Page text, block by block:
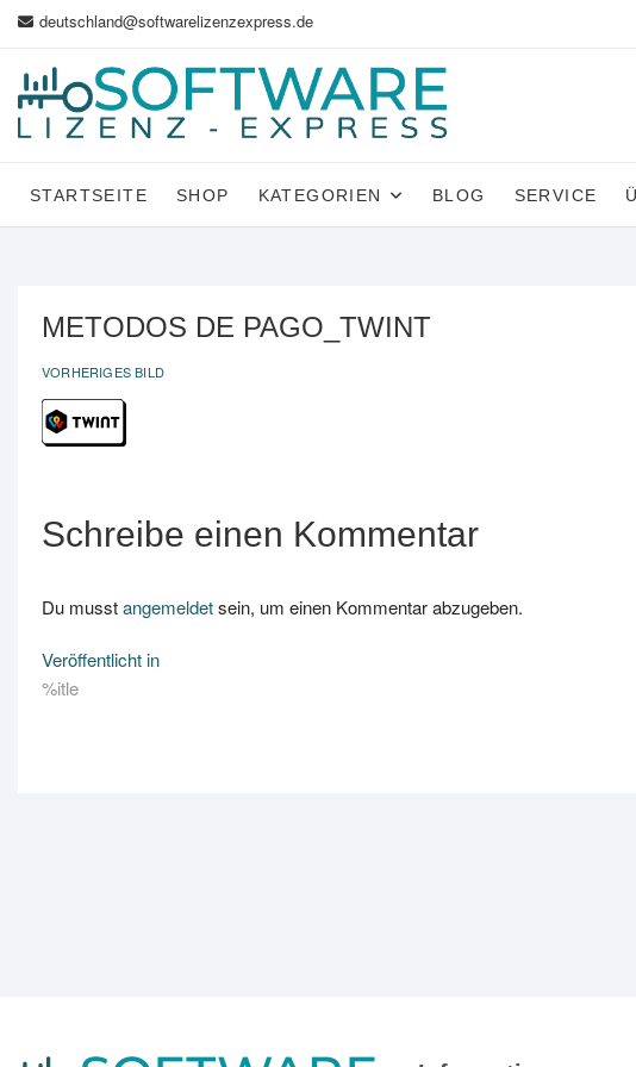
Zum
springen
deutschland@softwarelizenzexpress.de
STARTSEITE SHOP KATEGORIEN BLOG SERVICE
METODOS DE PAGO_TWINT
VORHERIGES BILD
Schreibe einen Kommentar
Du musstangemeldetsein, um einen Kommentar abzugeben.
Beitrags-
Navigation
Veröffentlicht in
%itle